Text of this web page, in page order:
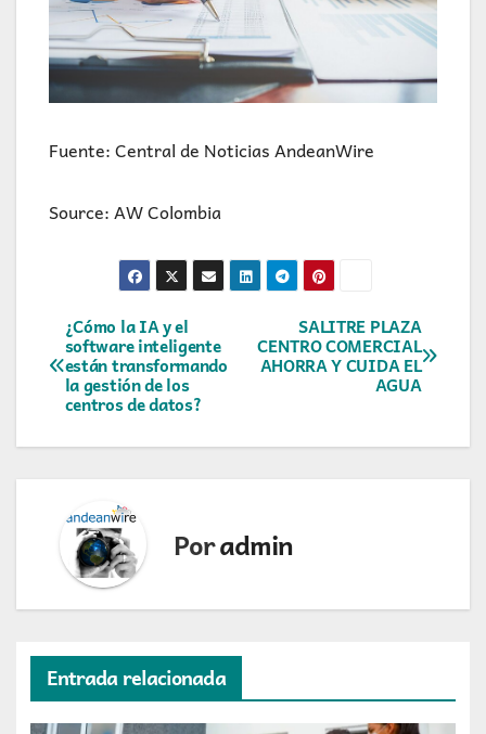
Fuente: Central de Noticias AndeanWire
Source: AW Colombia
Navegación
de
entradas
SALITRE PLAZA
CENTRO COMERCIAL
AHORRA Y CUIDA EL
AGUA
¿Cómo la IA y el
software inteligente
están transformando
la gestión de los
centros de datos?
Poradmin
Entrada relacionada